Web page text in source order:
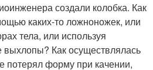
создали колобка. Как
каких-то ложноножек, или
тела, или используя
выхлопы? Как осуществлялась
потерял форму при качении,